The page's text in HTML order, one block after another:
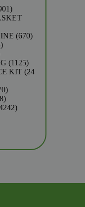
1901
producten
670670
2658
11251125
producten
KIT 24
170
producten
38
producten
4242